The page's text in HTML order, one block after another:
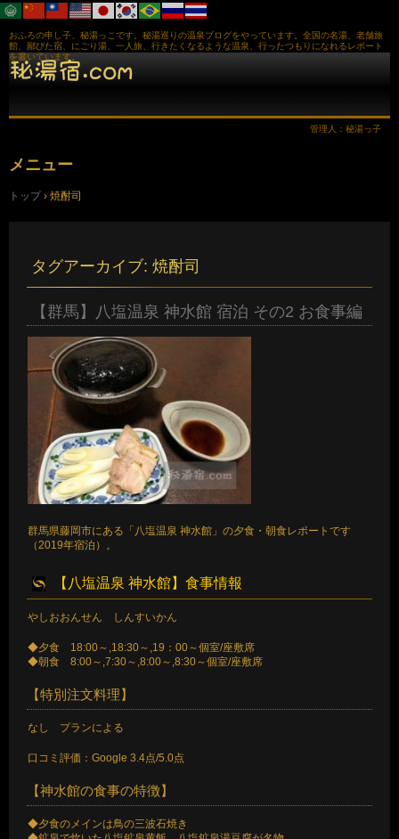
おふろの申し子、秘湯っこです。秘湯巡りの温泉ブログをやっています。全国の名湯、老舗旅
館、鄙びた宿、にごり湯、一人旅、行きたくなるような温泉、行ったつもりになれるレポート
を書いています。
管理人：秘湯っ子
メニュー
ン
トップ › 焼酎司
タグアーカイブ: 焼酎司
【群馬】八塩温泉 神水館 宿泊 その2 お食事編
群馬県藤岡市にある「八塩温泉 神水館」の夕食・朝食レポートです
（2019年宿泊）。
【八塩温泉 神水館】食事情報
やしおおんせん しんすいかん
◆夕食 18:00～,18:30～,19：00～個室/座敷席
◆朝食 8:00～,7:30～,8:00～,8:30～個室/座敷席
【特別注文料理】
なし プランによる
口コミ評価：Google 3.4点/5.0点
【神水館の食事の特徴】
◆夕食のメインは鳥の三波石焼き